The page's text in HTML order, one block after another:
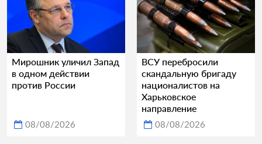
Мирошник уличил Запад
в одном действии
против России
08/08/2026
ВСУ перебросили
скандальную бригаду
националистов на
Харьковское
направление
08/08/2026